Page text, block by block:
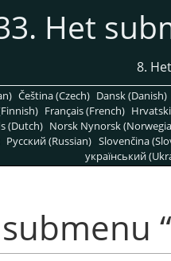
Het
8.
Čeština (Czech) Dansk (Danish)
Français (French)
(Dutch) Norsk Nynorsk
Pусский (Russian) Slovenčina
український
“